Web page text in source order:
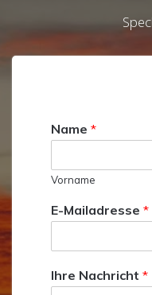
Name *
Vorname
E-Mailadresse *
Ihre Nachricht *